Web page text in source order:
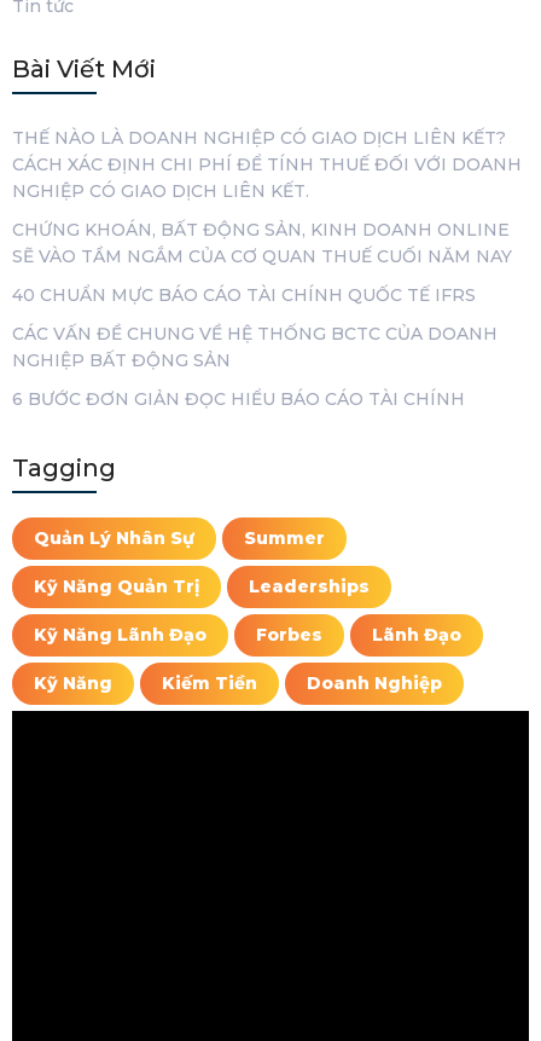
Tin tức
Bài Viết Mới
THẾ NÀO LÀ DOANH NGHIỆP CÓ GIAO DỊCH LIÊN KẾT?
CÁCH XÁC ĐỊNH CHI PHÍ ĐỂ TÍNH THUẾ ĐỐI VỚI DOANH
NGHIỆP CÓ GIAO DỊCH LIÊN KẾT.
CHỨNG KHOÁN, BẤT ĐỘNG SẢN, KINH DOANH ONLINE
SẼ VÀO TẦM NGẮM CỦA CƠ QUAN THUẾ CUỐI NĂM NAY
40 CHUẨN MỰC BÁO CÁO TÀI CHÍNH QUỐC TẾ IFRS
CÁC VẤN ĐỀ CHUNG VỀ HỆ THỐNG BCTC CỦA DOANH
NGHIỆP BẤT ĐỘNG SẢN
6 BƯỚC ĐƠN GIẢN ĐỌC HIỂU BÁO CÁO TÀI CHÍNH
Tagging
Quản Lý Nhân Sự Summer
Kỹ Năng Quản Trị Leaderships
Kỹ Năng Lãnh Đạo Forbes Lãnh Đạo
Kỹ Năng Kiếm Tiền Doanh Nghiệp